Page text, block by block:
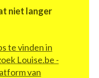
niet langer
te vinden in
Louise.be -
van